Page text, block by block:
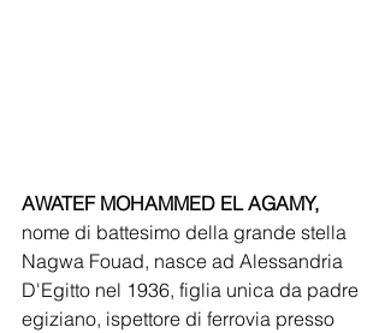
AWATEF MOHAMMED EL AGAMY,
nome di battesimo della grande stella
Nagwa Fouad, nasce ad Alessandria
D'Egitto nel 1936, figlia unica da padre
egiziano, ispettore di ferrovia presso